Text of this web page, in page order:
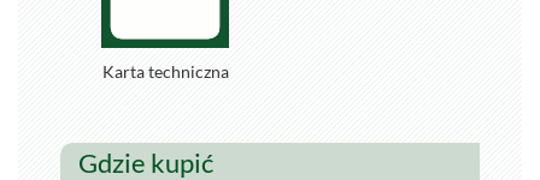
Karta techniczna
Gdzie kupić